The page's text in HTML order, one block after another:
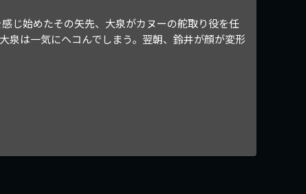
じ始めたその矢先、大泉がカヌーの舵取り役を任
泉は一気にヘコんでしまう。翌朝、鈴井が顔が変形